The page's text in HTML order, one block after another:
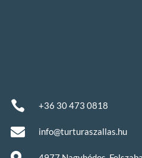
 +36 30 473 0818
 info@turturaszallas.hu